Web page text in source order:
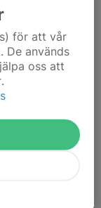
för
är det både
för att vår
De används
oss att